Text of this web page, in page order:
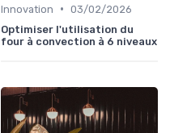
Innovation • 03/02/2026
Optimiser l'utilisation du
four à convection à 6 niveaux